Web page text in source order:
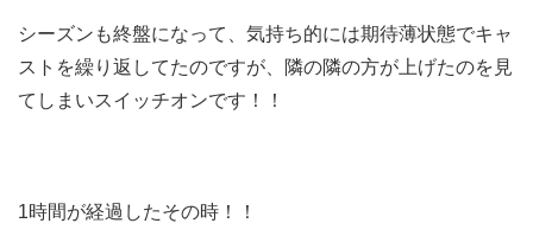
シーズンも終盤になって、気持ち的には期待薄状態でキャ
ストを繰り返してたのですが、隣の隣の方が上げたのを見
てしまいスイッチオンです！！
1時間が経過したその時！！